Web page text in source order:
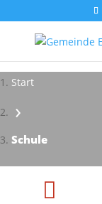
Start
›
Schule
Impressionen -
